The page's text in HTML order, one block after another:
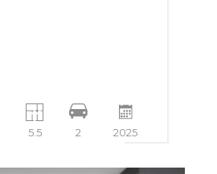
5.5 2 2025